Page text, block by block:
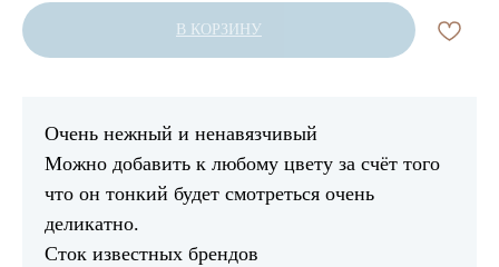
В КОРЗИНУ
Очень нежный и ненавязчивый
Можно добавить к любому цвету за счёт того
что он тонкий будет смотреться очень
деликатно.
Сток известных брендов